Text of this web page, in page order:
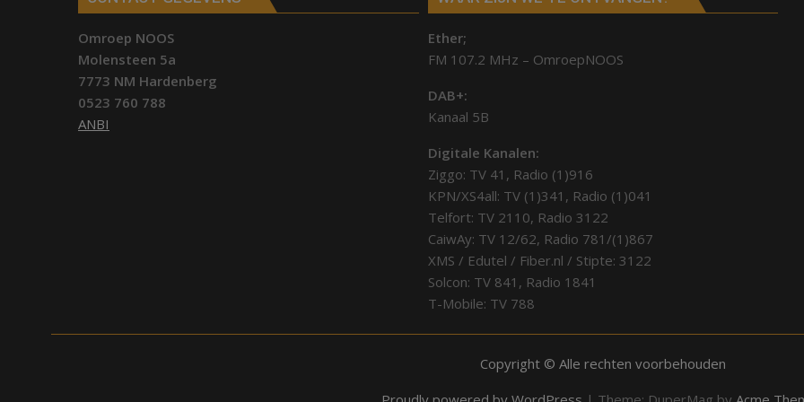
Omroep NOOS
Molensteen 5a
7773 NM Hardenberg
0523 760 788
ANBI
Ether;
FM 107.2 MHz – OmroepNOOS
DAB+:
Kanaal 5B
Digitale Kanalen:
Ziggo: TV 41, Radio (1)916
KPN/XS4all: TV (1)341, Radio (1)041
Telfort: TV 2110, Radio 3122
CaiwAy: TV 12/62, Radio 781/(1)867
XMS / Edutel / Fiber.nl / Stipte: 3122
Solcon: TV 841, Radio 1841
T-Mobile: TV 788
Copyright © Alle rechten voorbehouden